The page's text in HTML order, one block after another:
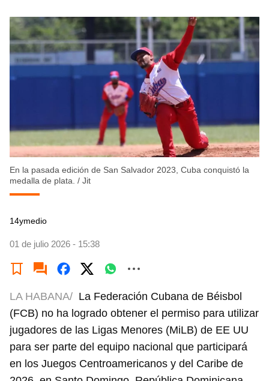
En la pasada edición de San Salvador 2023, Cuba conquistó la
medalla de plata. / Jit
14ymedio
01 de julio 2026 - 15:38
LA HABANA/ La Federación Cubana de Béisbol
(FCB) no ha logrado obtener el permiso para utilizar
jugadores de las Ligas Menores (MiLB) de EE UU
para ser parte del equipo nacional que participará
en los Juegos Centroamericanos y del Caribe de